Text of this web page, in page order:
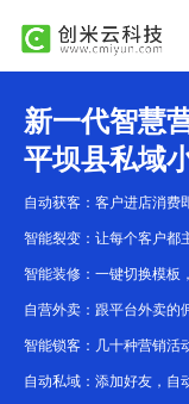
新一代智慧
平坝县私域
自动获客：客户进店消费
智能裂变：让每个客户都
智能装修：一键切换模板
自营外卖：跟平台外卖的
智能锁客：几十种营销活
自动私域：添加好友，自